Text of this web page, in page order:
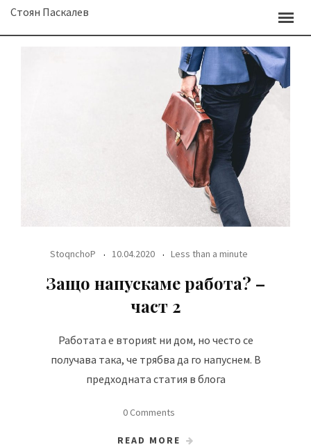
SkipСтоян Паскалев
StoqnchoP 10.04.2020 Less than a minute
Защо напускаме работа? –
част 2
Работата е вторияt ни дом, но често се
получава така, че трябва да го напуснем. В
предходната статия в блога
0 Comments
READ MORE